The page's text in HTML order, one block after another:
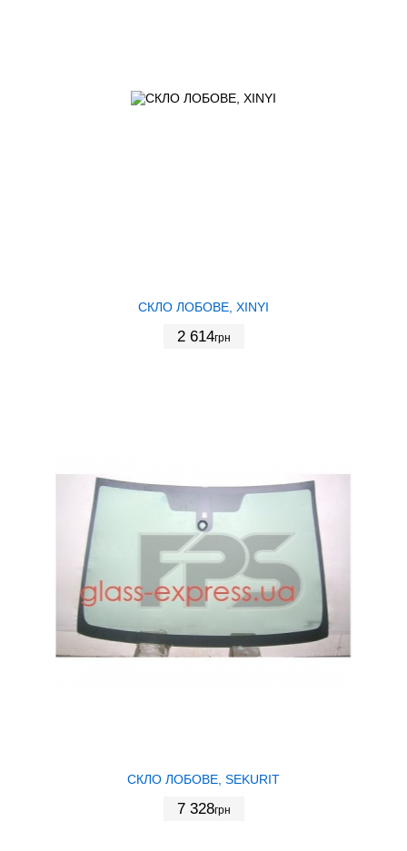
СКЛО ЛОБОВЕ, XINYI
2 614грн
СКЛО ЛОБОВЕ, SEKURIT
7 328грн